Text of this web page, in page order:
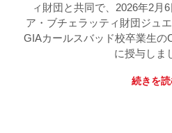
ィ財団と共同で、2026年2月
ア・ブチェラッティ財団ジュ
GIAカールスバッド校卒業生の
に授与しま
続きを